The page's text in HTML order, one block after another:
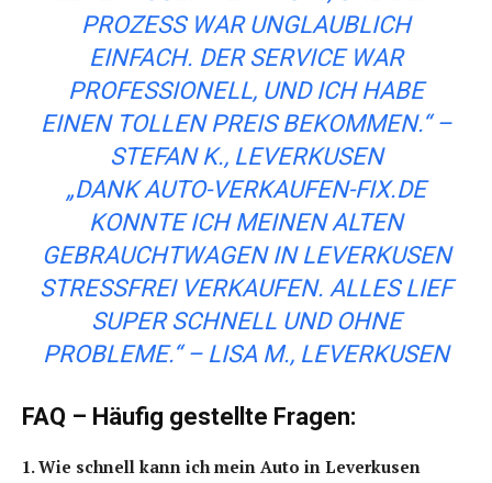
PROZESS WAR UNGLAUBLICH
EINFACH. DER SERVICE WAR
PROFESSIONELL, UND ICH HABE
EINEN TOLLEN PREIS BEKOMMEN.“–
STEFAN K., LEVERKUSEN
„DANK AUTO-VERKAUFEN-FIX.DE
KONNTE ICH MEINEN ALTEN
GEBRAUCHTWAGEN IN LEVERKUSEN
STRESSFREI VERKAUFEN. ALLES LIEF
SUPER SCHNELL UND OHNE
PROBLEME.“– LISA M., LEVERKUSEN
FAQ – Häufig gestellte Fragen:
1. Wie schnell kann ich mein Auto in Leverkusen